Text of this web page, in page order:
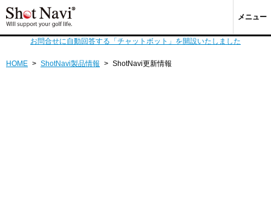
メニュー
お問合せに自動回答する「チャットボット」を開設いたしました
HOME > ShotNavi製品情報 > ShotNavi更新情報